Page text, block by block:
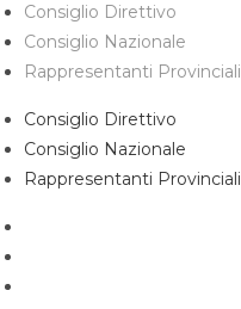
Consiglio Direttivo
Consiglio Nazionale
Rappresentanti Provinciali
Consiglio Direttivo
Consiglio Nazionale
Rappresentanti Provinciali